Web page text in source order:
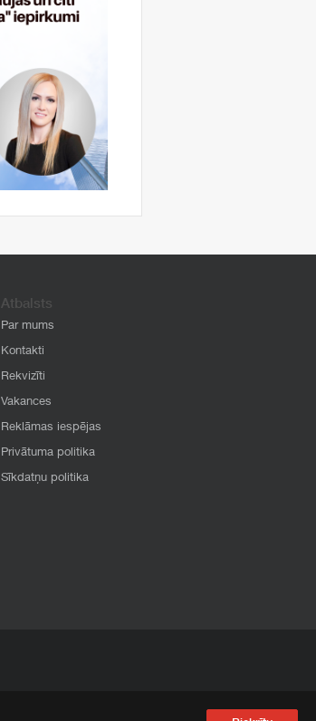
Atbalsts
Par mums
Kontakti
Rekvizīti
Vakances
Reklāmas iespējas
Privātuma politika
Sīkdatņu politika